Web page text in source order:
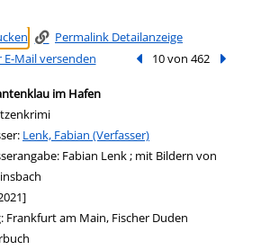
Permalink Detailanzeige
E-Mail versenden
Vorheriger Treffer
10 von 462
im Hafen
Suche nach diesem Verfasser
Lenk, Fabian (Verfasser)
Fabian Lenk ; mit Bildern von
Frankfurt am Main, Fischer Duden